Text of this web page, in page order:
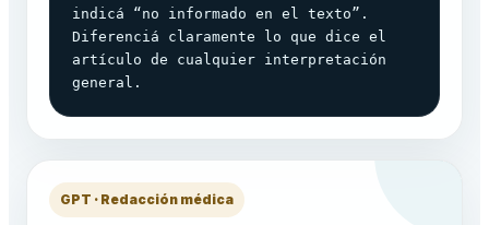
indicá “no informado en el texto”.
Diferenciá claramente lo que dice el
artículo de cualquier interpretación
general.
GPT · Redacción médica